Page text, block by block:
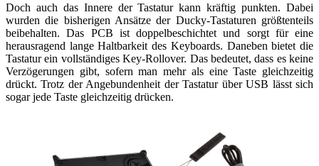
Doch auch das Innere der Tastatur kann kräftig punkten. Dabei
wurden die bisherigen Ansätze der Ducky-Tastaturen größtenteils
beibehalten. Das PCB ist doppelbeschichtet und sorgt für eine
herausragend lange Haltbarkeit des Keyboards. Daneben bietet die
Tastatur ein vollständiges Key-Rollover. Das bedeutet, dass es keine
Verzögerungen gibt, sofern man mehr als eine Taste gleichzeitig
drückt. Trotz der Angebundenheit der Tastatur über USB lässt sich
sogar jede Taste gleichzeitig drücken.